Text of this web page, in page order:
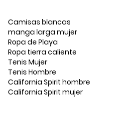
Camisas blancas
manga larga mujer
Ropa de Playa
Ropa tierra caliente
Tenis Mujer
Tenis Hombre
California Spirit hombre
California Spirit mujer